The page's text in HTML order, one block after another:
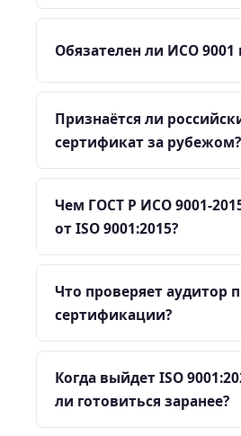
Обязателен ли ИСО 9001
Признаётся ли
сертификат за рубежом?
Чем ГОСТ Р ИСО 9001-
от ISO 9001:2015?
Что проверяет аудитор
сертификации?
Когда выйдет ISO
ли готовиться заранее?